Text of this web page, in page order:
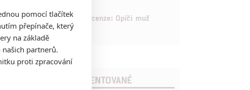
8 Recenze: Opičí muž
POSLEDNÍ KOMENTOVANÉ
pomocí tlačítek
přepínače, který
na základě
našich partnerů.
proti zpracování